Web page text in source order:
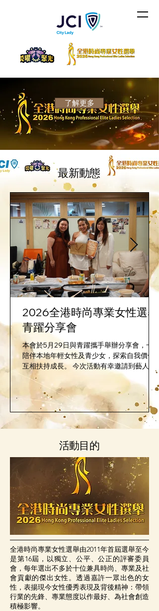
了解更多
最新動態
2026全港時尚專業女性選舉
青躍分享會
本會於5月29日與青躍攜手舉辦分享會，一齊
陪伴本地年輕女性及青少女，探索自我價值、
互相扶持成長。 今次活動有幸邀請到藝人
Sarika 到場，以真誠同幽默分享自己面對壓
力與挫折嘅故事，鼓勵青躍的女生與在場參加
者，讓更多女孩知道： 無論經歷咩樣的成長
故事，都值得被理解、被尊重、被好好對待。
「遇到難關時，驚係正常，但唔需要被恐懼綁
住腳步，只要肯踏出好細好細的一步，你已經
好勇敢。」 活動當日，參加者為嘉賓烹飪一
桌飯菜，又不時請教Sarika 瘦身秘訣，互相
分享自己對未來的憧憬，十分投入活動。
Sarika 提醒大家，不要因為別人的眼光而否
定自己，每個女生都有權利用自己的步伐追
夢、照顧身心健康，並且在需要時勇於求助，
搵到屬於自己嘅支持網絡。 佢亦簡單分享自
己的瘦身小秘訣： – 由日常飲食開始，多菜、
多蛋白，少甜飲、多飲水，用心照顧身體，不
要苛責自己。 – 配合固定運動習慣，例如帶氧
運動加少量重訓，不追求一下子激烈改變，而
係長期、溫柔但堅持地對待自己。 活動當
日，參加者透過相互分享、學習表達情緒、欣
賞自己身體，現場氣氛溫暖又有正力量，大家
都表示收穫滿
活動目的
全港時尚專業女性選舉由2011年首屆選舉至今
是第16屆，以獨立、公平、公正的評審委員
會，每年選出不多於十位兼具時尚、專業及社
會貢獻的傑出女性。透過嘉許一眾出色的女
性，表揚現今女性優秀表現及背後精神：帶領
行業的先鋒、專業態度以作最好、為社會創造
積極影響。